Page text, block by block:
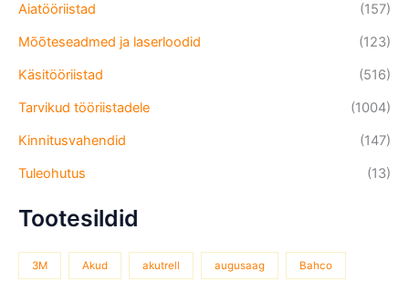
Aiatööriistad
(157)
Mõõteseadmed ja laserloodid
(123)
Käsitööriistad
(516)
Tarvikud tööriistadele
(1004)
Kinnitusvahendid
(147)
Tuleohutus
(13)
Tootesildid
3M Akud akutrell augusaag Bahco